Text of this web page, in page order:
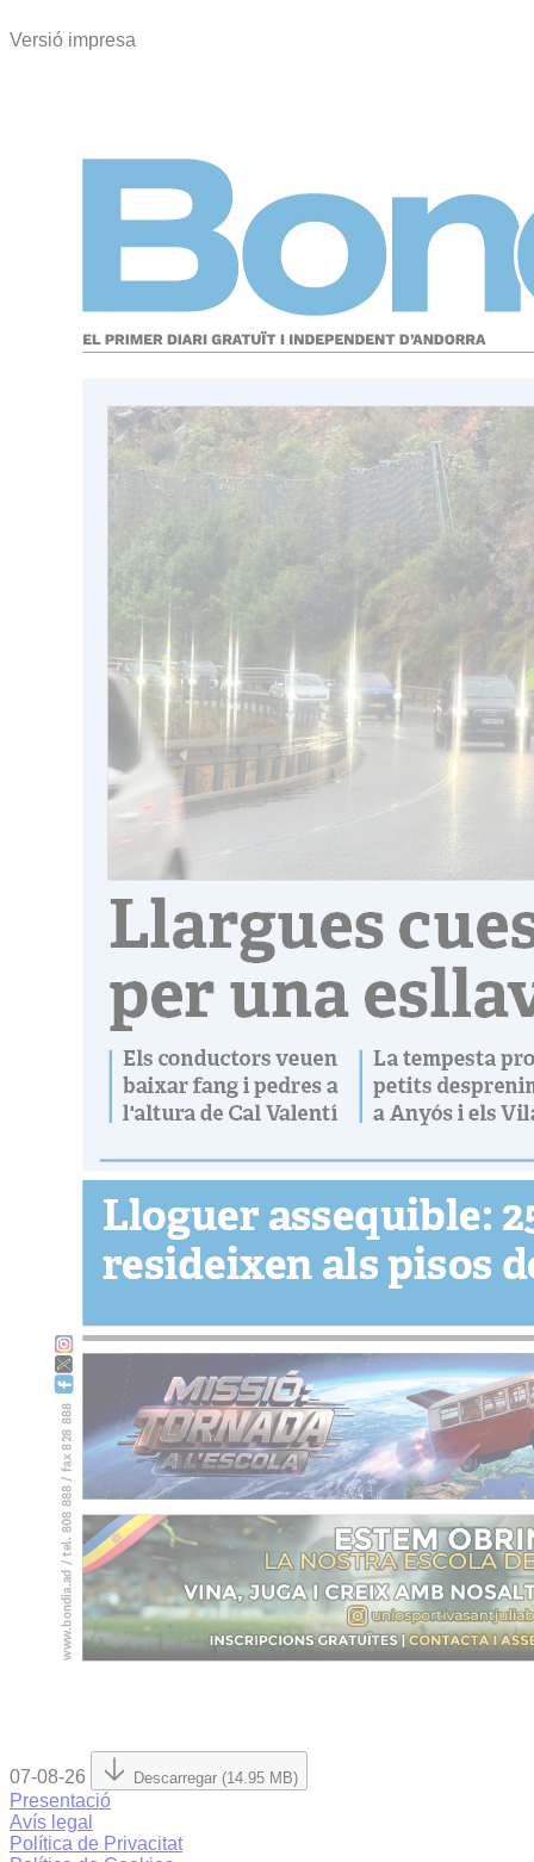
Versió impresa
07-08-26 Descarregar (14.95 MB)
Presentació
Avís legal
Política de Privacitat